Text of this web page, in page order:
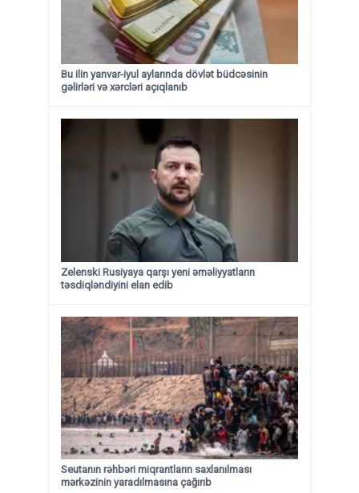
Bu ilin yanvar-iyul aylarında dövlət büdcəsinin
gəlirləri və xərcləri açıqlanıb
Zelenski Rusiyaya qarşı yeni əməliyyatların
təsdiqləndiyini elan edib
Seutanın rəhbəri miqrantların saxlanılması
mərkəzinin yaradılmasına çağırıb